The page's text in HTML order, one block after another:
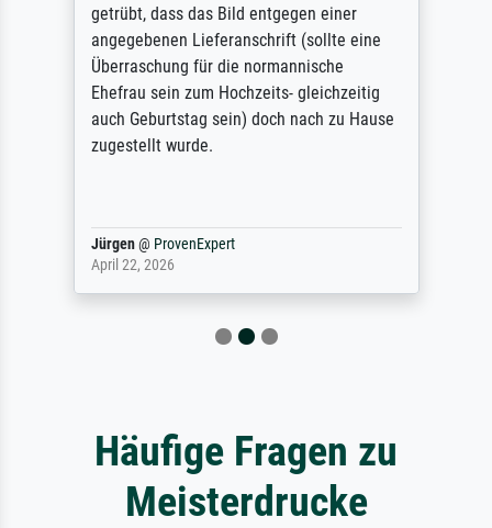
getrübt, dass das Bild entgegen einer
angegebenen Lieferanschrift (sollte eine
Überraschung für die normannische
Ehefrau sein zum Hochzeits- gleichzeitig
auch Geburtstag sein) doch nach zu Hause
zugestellt wurde.
Jürgen@ ProvenExpert
April 22, 2026
Häufige Fragen zu
Meisterdrucke